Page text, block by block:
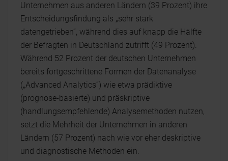
Unternehmen aus anderen Ländern (39 Prozent) ihre
Entscheidungsfindung als „sehr stark
datengetrieben“, während dies auf knapp die Hälfte
der Befragten in Deutschland zutrifft (49 Prozent).
Während 52 Prozent der deutschen Unternehmen
bereits fortgeschrittene Formen der Datenanalyse
(„Advanced Analytics“) wie etwa prädiktive
(prognose-basierte) und präskriptive
(handlungsempfehlende) Analysemethoden nutzen,
setzt die Mehrheit der Unternehmen in anderen
Ländern (57 Prozent) nach wie vor eher deskriptive
und diagnostische Methoden ein.